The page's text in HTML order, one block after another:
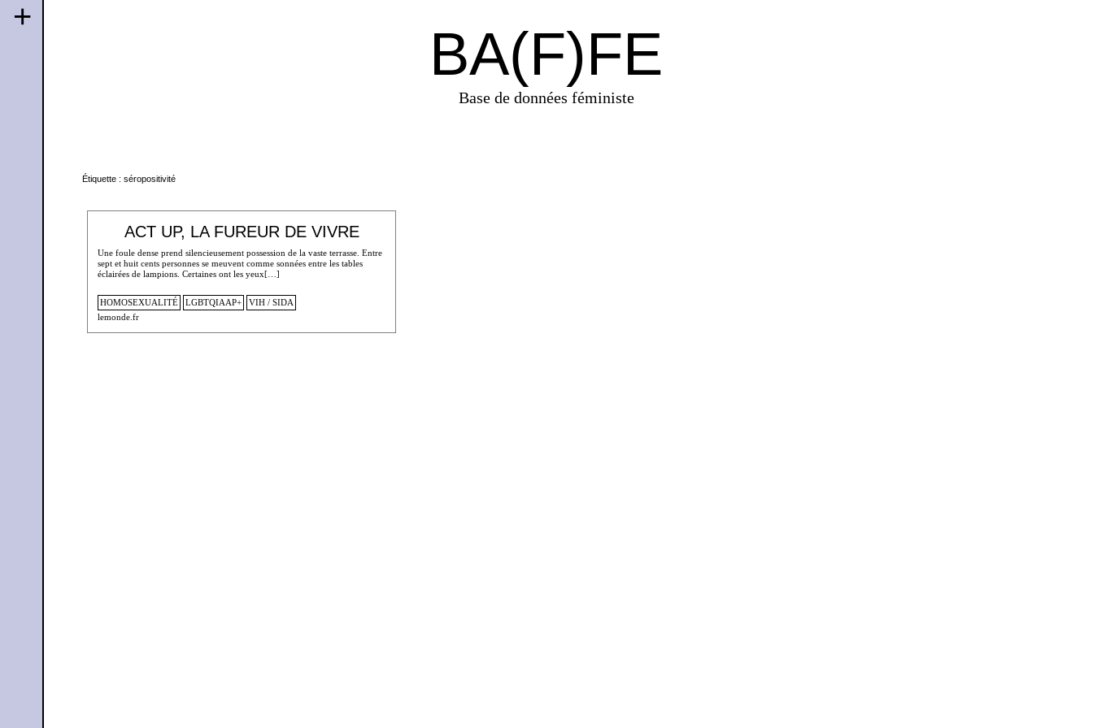
BA(F)FE
Base de données féministe
+
Étiquette : séropositivité
ACT UP, LA FUREUR DE VIVRE
Une foule dense prend silencieusement possession de la vaste terrasse. Entre
sept et huit cents personnes se meuvent comme sonnées entre les tables
éclairées de lampions. Certaines ont les yeux[…]
HOMOSEXUALITÉ LGBTQIAAP+
VIH / SIDA
lemonde.fr